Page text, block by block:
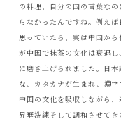
の料理、自分の国の言葉な
らなかったんですね。例え
思っていたら、実は中国か
が中国で抹茶の文化は衰退
に磨き上げられました。日
な、カタカナが生まれ、漢
中国の文化を吸収しながら
昇華洗練そして調和させてき